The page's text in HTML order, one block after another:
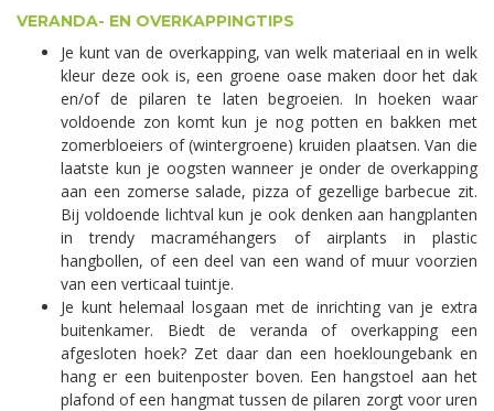
VERANDA- EN OVERKAPPINGTIPS
Je kunt van de overkapping, van welk materiaal en in welk
kleur deze ook is, een groene oase maken door het dak
en/of de pilaren te laten begroeien. In hoeken waar
voldoende zon komt kun je nog potten en bakken met
zomerbloeiers of (wintergroene) kruiden plaatsen. Van die
laatste kun je oogsten wanneer je onder de overkapping
aan een zomerse salade, pizza of gezellige barbecue zit.
Bij voldoende lichtval kun je ook denken aan hangplanten
in trendy macraméhangers of airplants in plastic
hangbollen, of een deel van een wand of muur voorzien
van een verticaal tuintje.
Je kunt helemaal losgaan met de inrichting van je extra
buitenkamer. Biedt de veranda of overkapping een
afgesloten hoek? Zet daar dan een hoekloungebank en
hang er een buitenposter boven. Een hangstoel aan het
plafond of een hangmat tussen de pilaren zorgt voor uren